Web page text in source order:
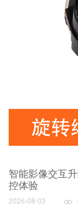
智能影像交互
控体验
2026-08-03